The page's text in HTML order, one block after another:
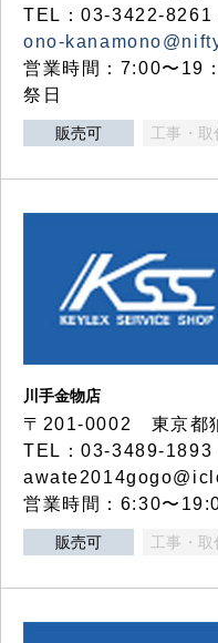
TEL：03-3422-
ono-
営業時間：7:00〜19
祭日
販売可 工事・取
川手金物店
〒201-0002 東京都
TEL：03-3489-
営業時間：6:30〜
販売可 工事・取